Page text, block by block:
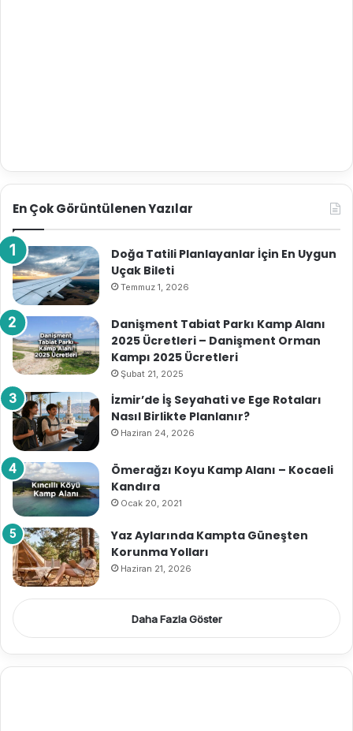
En Çok Görüntülenen Yazılar
Doğa Tatili Planlayanlar İçin En Uygun
Uçak Bileti
Temmuz 1, 2026
Danişment Tabiat Parkı Kamp Alanı
2025 Ücretleri – Danişment Orman
Kampı 2025 Ücretleri
Şubat 21, 2025
İzmir’de İş Seyahati ve Ege Rotaları
Nasıl Birlikte Planlanır?
Haziran 24, 2026
Ömerağzı Koyu Kamp Alanı – Kocaeli
Kandıra
Ocak 20, 2021
Yaz Aylarında Kampta Güneşten
Korunma Yolları
Haziran 21, 2026
Daha Fazla Göster